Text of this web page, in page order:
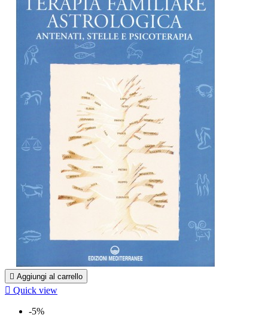
 Aggiungi al carrello
 Quick view
-5%